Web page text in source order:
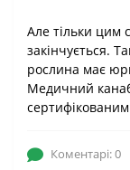
Але тільки цим
закінчується.
рослина має
Медичний
Коментарі: 0